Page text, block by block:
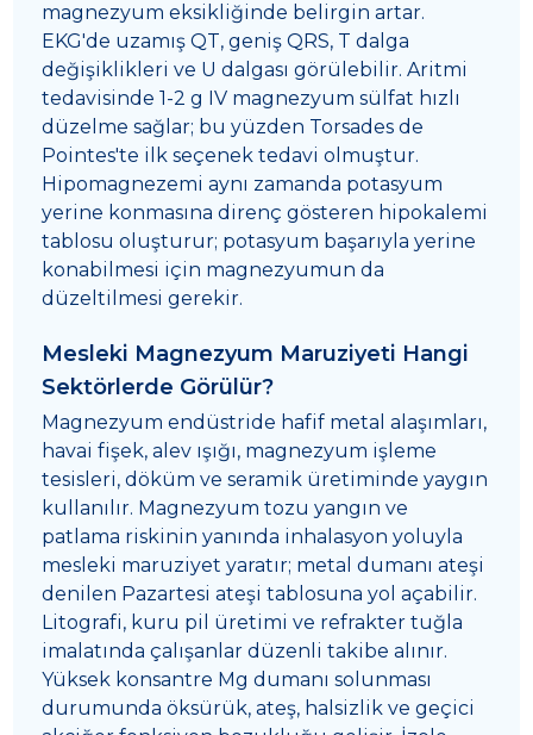
magnezyum eksikliğinde belirgin artar.
EKG'de uzamış QT, geniş QRS, T dalga
değişiklikleri ve U dalgası görülebilir. Aritmi
tedavisinde 1-2 g IV magnezyum sülfat hızlı
düzelme sağlar; bu yüzden Torsades de
Pointes'te ilk seçenek tedavi olmuştur.
Hipomagnezemi aynı zamanda potasyum
yerine konmasına direnç gösteren hipokalemi
tablosu oluşturur; potasyum başarıyla yerine
konabilmesi için magnezyumun da
düzeltilmesi gerekir.
Mesleki Magnezyum Maruziyeti Hangi
Sektörlerde Görülür?
Magnezyum endüstride hafif metal alaşımları,
havai fişek, alev ışığı, magnezyum işleme
tesisleri, döküm ve seramik üretiminde yaygın
kullanılır. Magnezyum tozu yangın ve
patlama riskinin yanında inhalasyon yoluyla
mesleki maruziyet yaratır; metal dumanı ateşi
denilen Pazartesi ateşi tablosuna yol açabilir.
Litografi, kuru pil üretimi ve refrakter tuğla
imalatında çalışanlar düzenli takibe alınır.
Yüksek konsantre Mg dumanı solunması
durumunda öksürük, ateş, halsizlik ve geçici